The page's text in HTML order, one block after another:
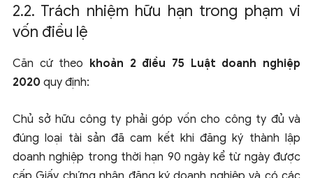
2.2. Trách nhiệm hữu hạn trong phạm vi
vốn điều lệ
Căn cứ theo khoản 2 điều 75 Luật doanh nghiệp
2020 quy định:
Chủ sở hữu công ty phải góp vốn cho công ty đủ và
đúng loại tài sản đã cam kết khi đăng ký thành lập
doanh nghiệp trong thời hạn 90 ngày kể từ ngày được